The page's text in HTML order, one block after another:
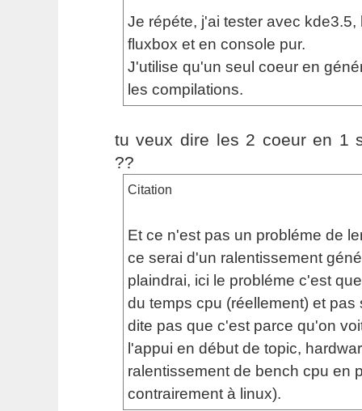
Je répéte, j'ai tester avec kde3.5,
fluxbox et en console pur.
J'utilise qu'un seul coeur en
les compilations.
tu veux dire les 2 coeur en 1
??
Citation
Et ce n'est pas un probléme de
ce serai d'un ralentissement
plaindrai, ici le probléme c'est
du temps cpu (réellement) et pas
dite pas que c'est parce qu'on
l'appui en début de topic,
ralentissement de bench cpu en
contrairement à linux).